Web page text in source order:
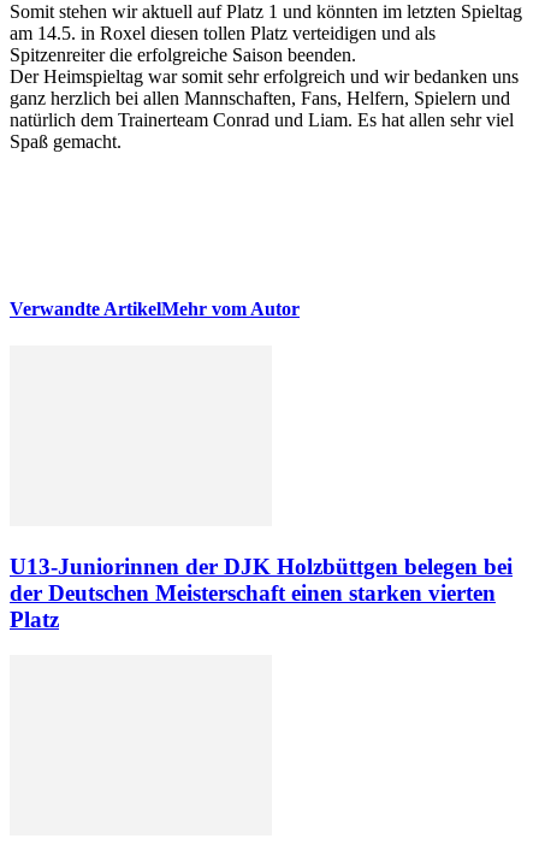
Somit stehen wir aktuell auf Platz 1 und könnten im letzten Spieltag
am 14.5. in Roxel diesen tollen Platz verteidigen und als
Spitzenreiter die erfolgreiche Saison beenden.
Der Heimspieltag war somit sehr erfolgreich und wir bedanken uns
ganz herzlich bei allen Mannschaften, Fans, Helfern, Spielern und
natürlich dem Trainerteam Conrad und Liam. Es hat allen sehr viel
Spaß gemacht.
Verwandte ArtikelMehr vom Autor
U13-Juniorinnen der DJK Holzbüttgen belegen bei
der Deutschen Meisterschaft einen starken vierten
Platz